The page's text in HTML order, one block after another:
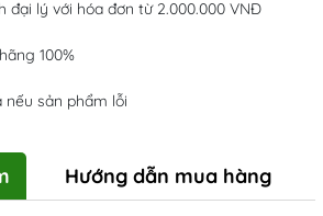
đại lý với hóa đơn từ 2.000.000 VNĐ
100%
nếu sản phẩm lỗi
Hướng dẫn mua hàng